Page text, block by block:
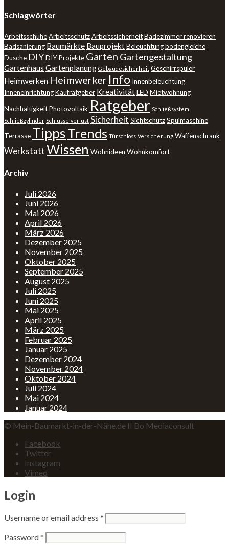
Schlagwörter
ArbeitsschuheArbeitsschutzArbeitssicherheitBadezimmer renovieren
Badsanierung Baumärkte BauprojektBeleuchtungbodengleiche
Dusche DIYDIY Projekte Garten Gartengestaltung
Gartenhaus Gartenplanung Gebäudesicherheit Geschirrspüler
Heimwerken Heimwerker Info Innenbeleuchtung
InneneinrichtungKaufratgeber KreativitätLED Mietwohnung
NachhaltigkeitPhotovoltaik Ratgeber Schließsystem
Schließzylinder Schlüsselverlust Sicherheit SichtschutzSpülmaschine
Terrasse TippsTrends Türschloss Versicherung Waffenschrank
WerkstattWissen Wohnideen Wohnkomfort
Archiv
Juli 2026
Juni 2026
Mai 2026
April 2026
März 2026
Dezember 2025
November 2025
Oktober 2025
September 2025
August 2025
Juli 2025
Juni 2025
Mai 2025
April 2025
März 2025
Februar 2025
Januar 2025
Dezember 2024
November 2024
Oktober 2024
Juli 2024
Mai 2024
Januar 2024
© Mein-Baumarkt-in-der-Nähe.de II Bo Mediaconsult
Facebook
Twitter
Instagram
Vimeo
Login
Username or email address *
Password*